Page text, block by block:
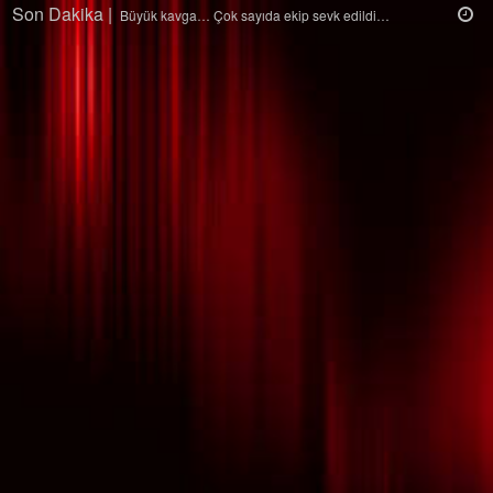
Son Dakika |Ağaçtan düştü…